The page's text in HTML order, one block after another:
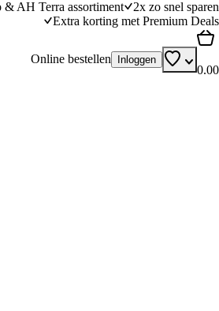
& AH Terra assortiment
2x zo snel sparen
Extra korting met Premium Deals
Online bestellen Inloggen
0.00